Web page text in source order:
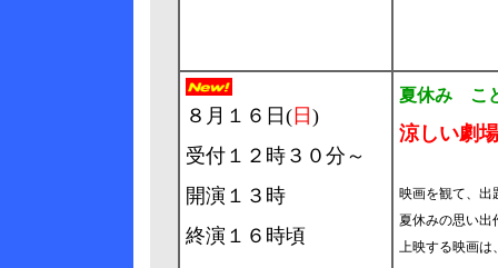
８月１６日( 日 )
受付１２時３０分～
開演１３時
終演１６時頃
夏休み こ
涼しい劇
映画を観て、出
夏休みの思い出
上映する映画は